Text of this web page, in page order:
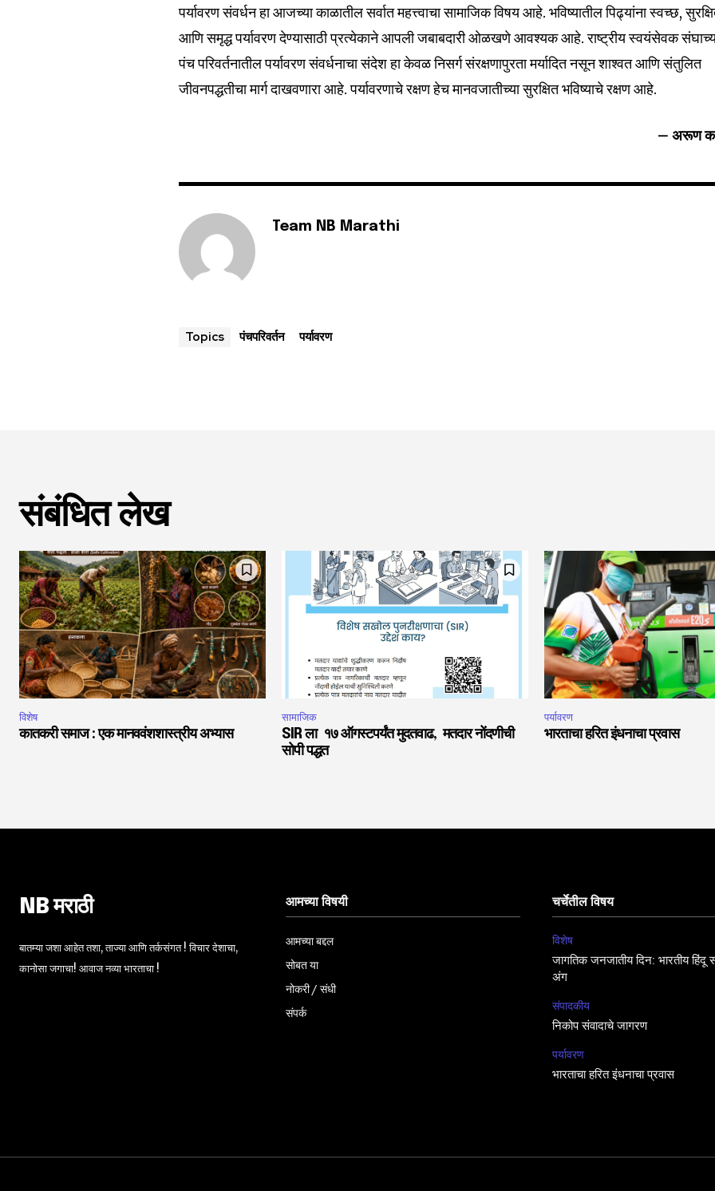
पर्यावरण संवर्धन हा आजच्या काळातील सर्वात महत्त्वाचा सामाजिक विषय आहे. भविष्यातील पिढ्यांना स्वच्छ,
आणि समृद्ध पर्यावरण देण्यासाठी प्रत्येकाने आपली जबाबदारी ओळखणे आवश्यक आहे. राष्ट्रीय स्वयंसेवक
पंच परिवर्तनातील पर्यावरण संवर्धनाचा संदेश हा केवळ निसर्ग संरक्षणापुरता मर्यादित नसून शाश्वत आणि संतुलित
जीवनपद्धतीचा मार्ग दाखवणारा आहे. पर्यावरणाचे रक्षण हेच मानवजातीच्या सुरक्षित भविष्याचे रक्षण आहे.
– अरूण
Team NB Marathi
Topics पंचपरिवर्तन पर्यावरण
संबंधित लेख
विशेष
कातकरी समाज : एक मानववंशशास्त्रीय अभ्यास
सामाजिक
SIR ला १७ ऑगस्टपर्यंत मुदतवाढ, मतदार नोंदणीची
सोपी पद्धत
पर्यावरण
भारताचा हरित इंधनाचा प्रवास
NB मराठी
बातम्या जशा आहेत तशा, ताज्या आणि तर्कसंगत ! विचार देशाचा,
कानोसा जगाचा! आवाज नव्या भारताचा !
आमच्या विषयी
आमच्या बद्दल
सोबत या
नोकरी / संधी
संपर्क
चर्चेतील विषय
विशेष
जागतिक जनजातीय दिन: भारतीय हिंदू
अंग
संपादकीय
निकोप संवादाचे जागरण
पर्यावरण
भारताचा हरित इंधनाचा प्रवास